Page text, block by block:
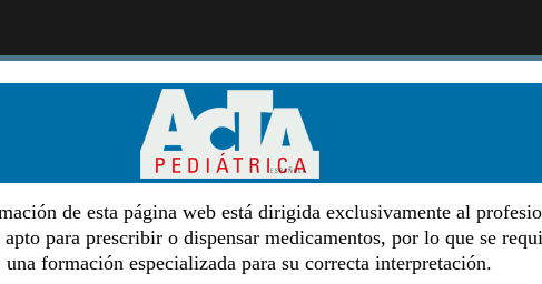
de esta página web está dirigida exclusivamente al
para prescribir o dispensar medicamentos, por lo que se
una formación especializada para su correcta interpretación.